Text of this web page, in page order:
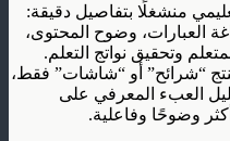
منشغلًا بتفاصيل دقيقة:
العبارات، وضوح المحتوى،
وتحقيق نواتج التعلم.
“شرائح” أو “شاشات” فقط،
العبء المعرفي على
وضوحًا وفاعلية.